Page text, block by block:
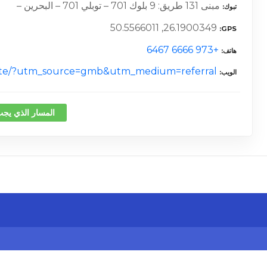
تبوك مبنى 131 طريق: 9 بلوك 701 – توبلي 701 – البحرين –
GPS
26.1900349, 50.5566011
هاتف +973 6666 6467
الويب ?utm_source=gmb&utm_medium=referral
المسار الذي